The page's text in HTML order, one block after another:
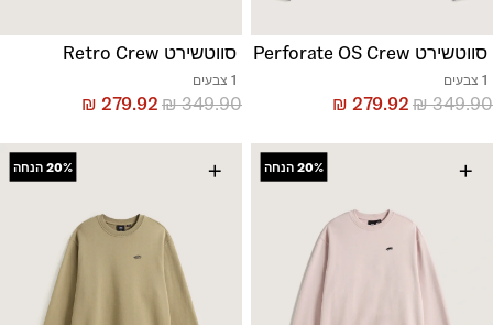
סווטשירט Perforate OS Crew
1 צבעים
₪349.90
₪ 279.92
סווטשירט Retro Crew
1 צבעים
₪349.90
₪ 279.92
+
20% הנחה +
20% הנחה